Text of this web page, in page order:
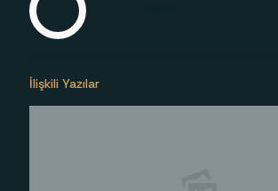
İlişkili Yazılar